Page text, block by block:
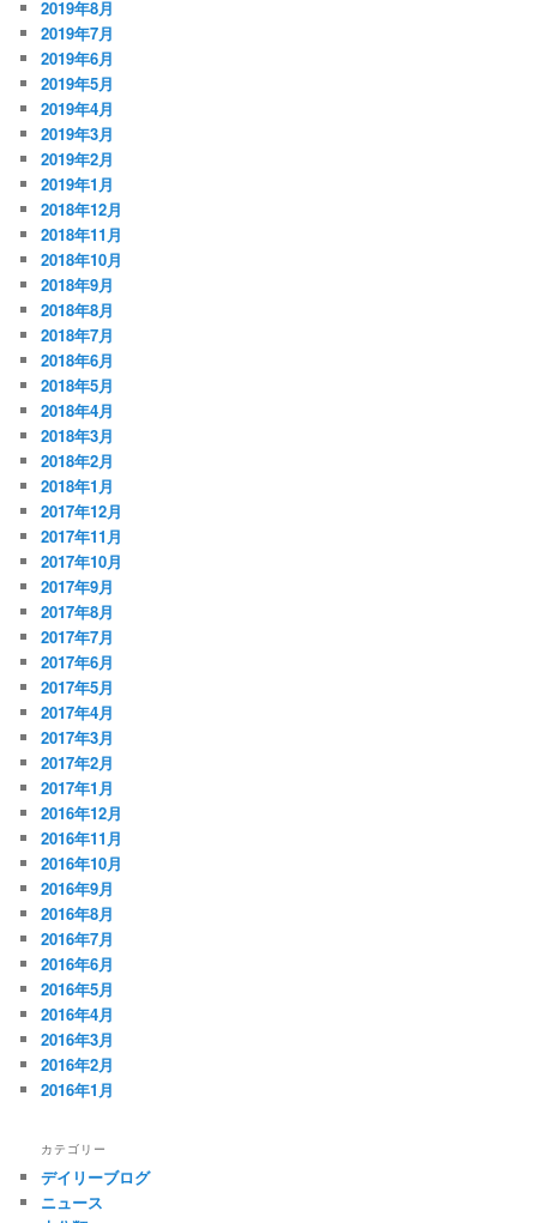
2019年8月
2019年7月
2019年6月
2019年5月
2019年4月
2019年3月
2019年2月
2019年1月
2018年12月
2018年11月
2018年10月
2018年9月
2018年8月
2018年7月
2018年6月
2018年5月
2018年4月
2018年3月
2018年2月
2018年1月
2017年12月
2017年11月
2017年10月
2017年9月
2017年8月
2017年7月
2017年6月
2017年5月
2017年4月
2017年3月
2017年2月
2017年1月
2016年12月
2016年11月
2016年10月
2016年9月
2016年8月
2016年7月
2016年6月
2016年5月
2016年4月
2016年3月
2016年2月
2016年1月
カテゴリー
デイリーブログ
ニュース